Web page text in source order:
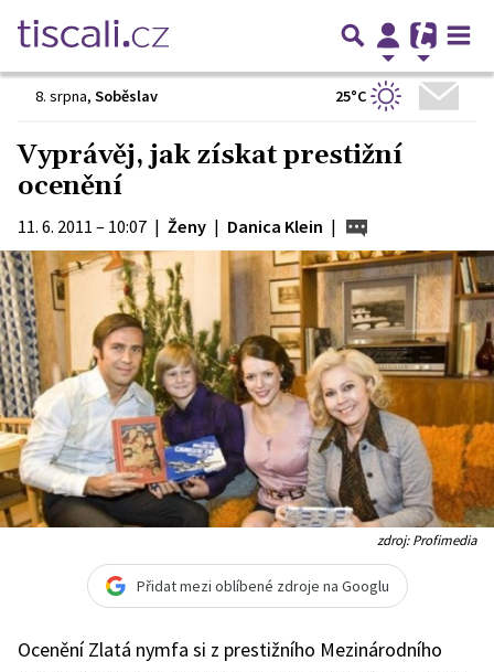
8. srpna, Soběslav 25°C
Vyprávěj, jak získat prestižní
ocenění
11. 6. 2011 – 10:07 | Ženy | Danica Klein |
zdroj: Profimedia
Přidat mezi oblíbené zdroje na Googlu
Ocenění Zlatá nymfa si z prestižního Mezinárodního